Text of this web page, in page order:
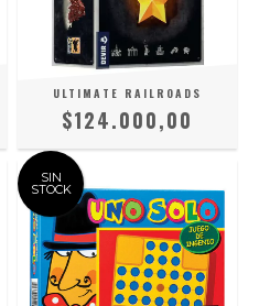
ULTIMATE RAILROADS
$124.000,00
SIN
STOCK